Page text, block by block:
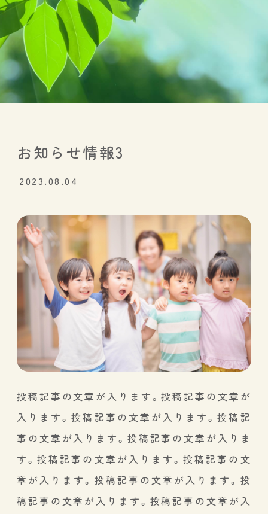
お知らせ情報3
2023.08.04
投稿記事の文章が入ります。投稿記事の文章が
入ります。投稿記事の文章が入ります。投稿記
事の文章が入ります。投稿記事の文章が入りま
す。投稿記事の文章が入ります。投稿記事の文
章が入ります。投稿記事の文章が入ります。投
稿記事の文章が入ります。投稿記事の文章が入